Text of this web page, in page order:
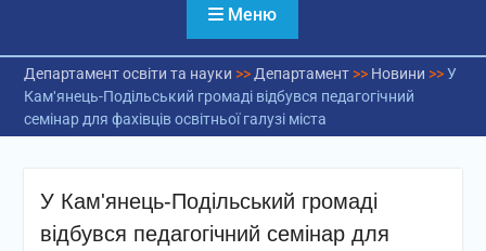
Меню
Департамент освіти та науки >> Департамент>> Новини >>У
Камʹянець-Подільський громаді відбувся педагогічний
семінар для фахівців освітньої галузі міста
У Камʹянець-Подільський громаді
відбувся педагогічний семінар для